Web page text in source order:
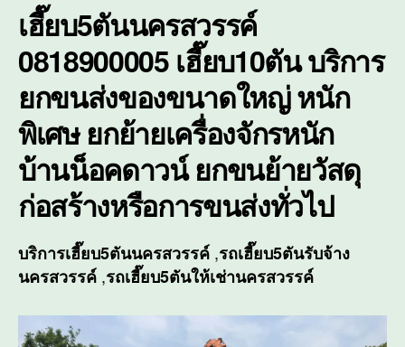
ขนา
ใหญ่
เฮี๊ยบ5ตันนครสวรรค์
0818900005 เฮี๊ยบ10ตัน บริการ
ยกขนส่งของขนาดใหญ่ หนัก
พิเศษ ยกย้ายเครื่องจักรหนัก
บ้านน็อคดาวน์ ยกขนย้ายวัสดุ
ก่อสร้างหรือการขนส่งทั่วไป
บริการเฮี๊ยบ5ตันนครสวรรค์ ,รถเฮี๊ยบ5ตันรับจ้าง
นครสวรรค์ ,รถเฮี๊ยบ5ตันให้เช่านครสวรรค์